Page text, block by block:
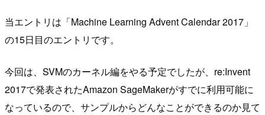
当エントリは「Machine Learning Advent Calendar 2017」
の15日目のエントリです。
今回は、SVMのカーネル編をやる予定でしたが、re:Invent
2017で発表されたAmazon SageMakerがすでに利用可能に
なっているので、サンプルからどんなことができるのか見て